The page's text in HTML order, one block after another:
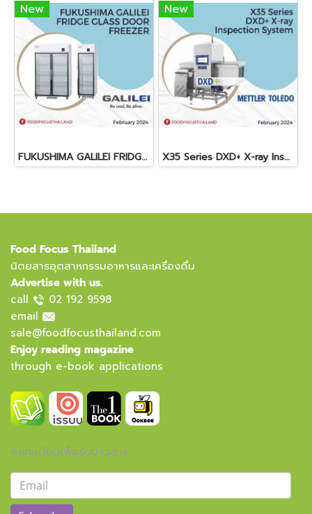
New
FUKUSHIMA GALILEI FRIDGE GLASS DOOR FREEZER
New
X35 Series DXD+ X-ray Inspection System
Food Focus Thailand
นิตยสารอุตสาหกรรมอาหารและเครื่องดื่ม
Advertise with us.
call
02 192 9598
email
sale@foodfocusthailand.com
Enjoy reading magazine
through e-book applications
ลงทะเบียนเพื่อรับข่าวสาร